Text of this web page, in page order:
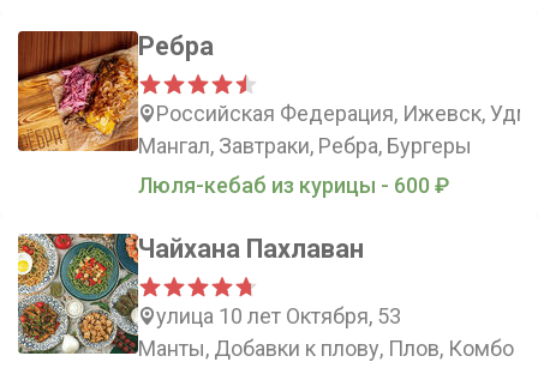
Ребра
Российская Федерация, Ижевск,
Мангал, Завтраки, Ребра, Бургеры
Люля-кебаб из курицы - 600 ₽
Чайхана Пахлаван
улица 10 лет Октября, 53
Манты, Добавки к плову, Плов, Комбо